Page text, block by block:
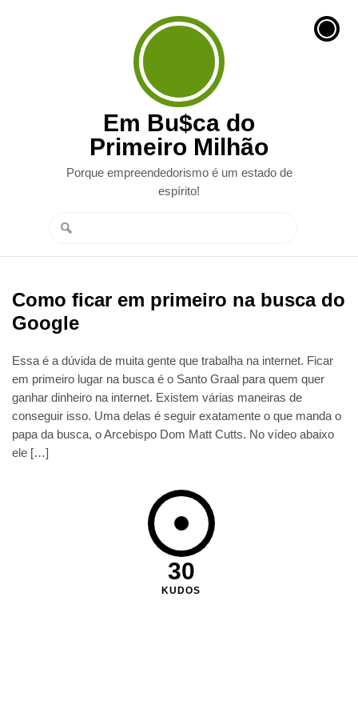
Em Bu$ca do
Primeiro Milhão
Porque empreendedorismo é um estado de
espírito!
Como ficar em primeiro na busca do
Google
Essa é a dúvida de muita gente que trabalha na internet. Ficar
em primeiro lugar na busca é o Santo Graal para quem quer
ganhar dinheiro na internet. Existem várias maneiras de
conseguir isso. Uma delas é seguir exatamente o que manda o
papa da busca, o Arcebispo Dom Matt Cutts. No vídeo abaixo
ele […]
30
KUDOS